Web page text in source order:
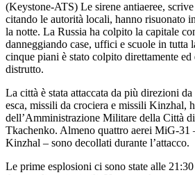
(Keystone-ATS) Le sirene antiaeree,
citando le autorità locali, hanno risuonato
la notte. La Russia ha colpito la capitale
danneggiando case, uffici e scuole in tutta
cinque piani è stato colpito direttamente ed
distrutto.
La città è stata attaccata da più direzioni
esca, missili da crociera e missili Kinzhal,
dell’Amministrazione Militare della Città
Tkachenko. Almeno quattro aerei MiG-31
Kinzhal – sono decollati durante l’attacco.
Le prime esplosioni ci sono state alle